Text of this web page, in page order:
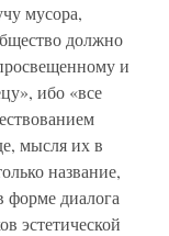
мусора,
должно
и
ибо «все
мысля их в
название,
форме диалога
эстетической